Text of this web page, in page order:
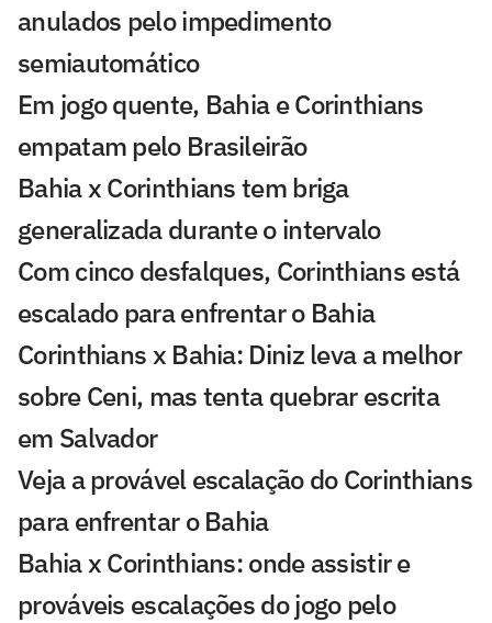
anulados pelo impedimento
semiautomático
Em jogo quente, Bahia e Corinthians
empatam pelo Brasileirão
Bahia x Corinthians tem briga
generalizada durante o intervalo
Com cinco desfalques, Corinthians está
escalado para enfrentar o Bahia
Corinthians x Bahia: Diniz leva a melhor
sobre Ceni, mas tenta quebrar escrita
em Salvador
Veja a provável escalação do Corinthians
para enfrentar o Bahia
Bahia x Corinthians: onde assistir e
prováveis escalações do jogo pelo